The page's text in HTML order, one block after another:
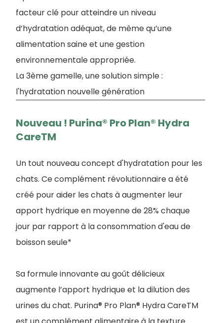
facteur clé pour atteindre un niveau
d’hydratation adéquat, de même qu’une
alimentation saine et une gestion
environnementale appropriée.
La 3ème gamelle, une solution simple :
l'hydratation nouvelle génération
Nouveau ! Purina® Pro Plan® Hydra
CareTM
Un tout nouveau concept d'hydratation pour les
chats. Ce complément révolutionnaire a été
créé pour aider les chats à augmenter leur
apport hydrique en moyenne de 28% chaque
jour par rapport à la consommation d'eau de
boisson seule*
Sa formule innovante au goût délicieux
augmente l’apport hydrique et la dilution des
urines du chat. Purina® Pro Plan® Hydra CareTM